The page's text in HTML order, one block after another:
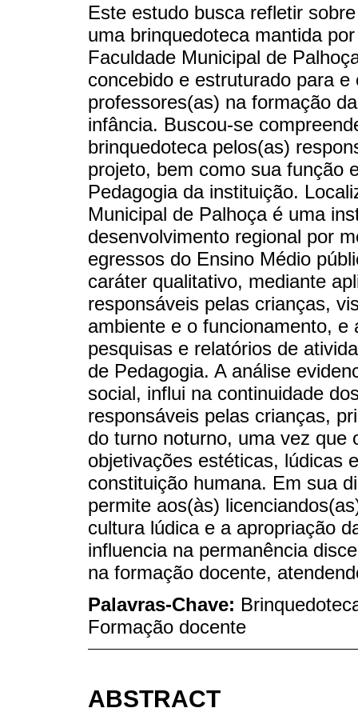
Este estudo busca refletir
uma brinquedoteca mantida
Faculdade Municipal de
concebido e estruturado para
professores(as) na formação
infância. Buscou-se
brinquedoteca pelos(as)
projeto, bem como sua função
Pedagogia da instituição.
Municipal de Palhoça é uma
desenvolvimento regional por
egressos do Ensino Médio
caráter qualitativo, mediante
responsáveis pelas crianças,
ambiente e o funcionamento,
pesquisas e relatórios de
de Pedagogia. A análise
social, influi na continuidade
responsáveis pelas crianças,
do turno noturno, uma vez que
objetivações estéticas, lúdicas
constituição humana. Em sua
permite aos(às)
cultura lúdica e a apropriação
influencia na permanência
na formação docente,
Palavras-Chave:
Formação docente
ABSTRACT